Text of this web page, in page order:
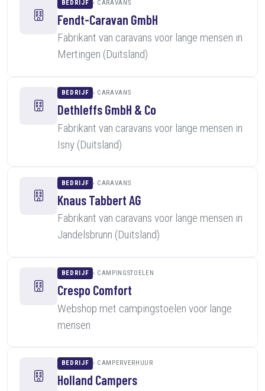
BEDRIJF CARAVANS
Fendt-Caravan GmbH
Fabrikant van caravans voor lange mensen in
Mertingen (Duitsland)
BEDRIJF CARAVANS
Dethleffs GmbH & Co
Fabrikant van caravans voor lange mensen in
Isny (Duitsland)
BEDRIJF CARAVANS
Knaus Tabbert AG
Fabrikant van caravans voor lange mensen in
Jandelsbrunn (Duitsland)
BEDRIJF CAMPINGSTOELEN
Crespo Comfort
Webshop met campingstoelen voor lange
mensen
BEDRIJF CAMPERVERHUUR
Holland Campers